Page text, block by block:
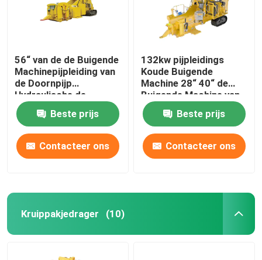
56“ van de de Buigende
Machinepijpleiding van
de Doornpijp
Hydraulische de
Doornbuigmachine
Beste prijs
Contacteer ons
132kw pijpleidings
Koude Buigende
Machine 28“ 40“ de
Buigende Machine van
de Doornbuis
Beste prijs
Contacteer ons
Kruippakjedrager (10)